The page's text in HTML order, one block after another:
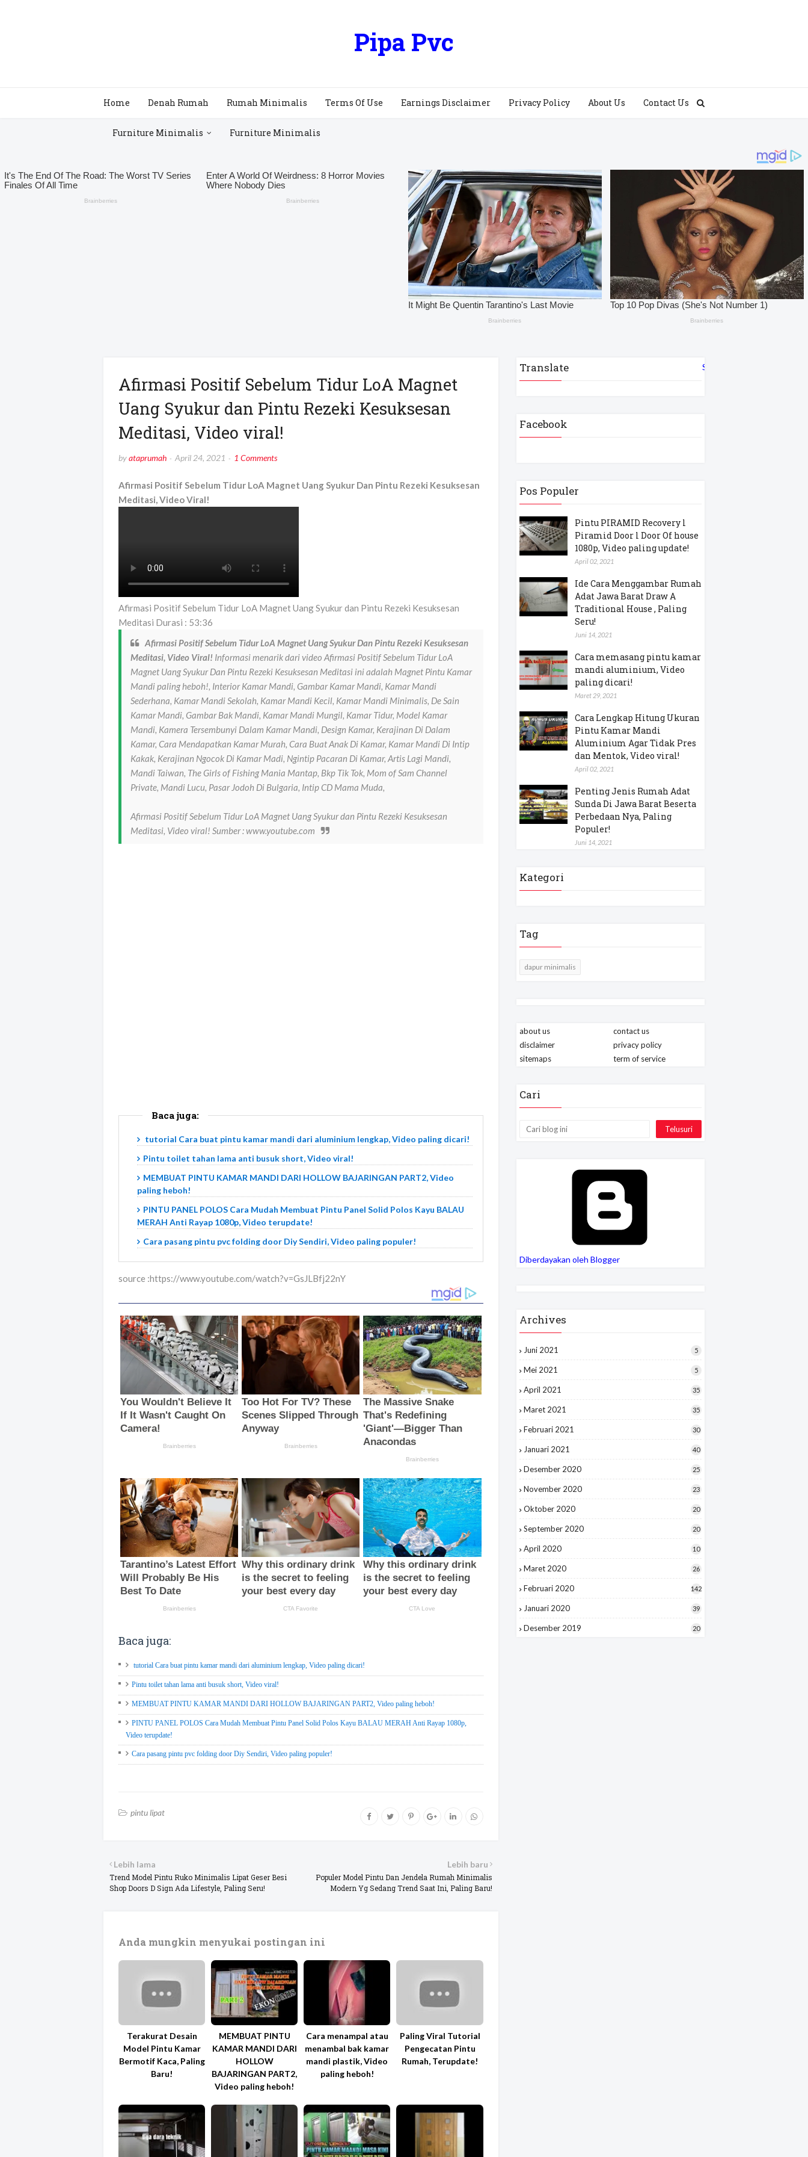
Pipa Pvc
Home Denah Rumah Rumah Minimalis Terms Of Use Earnings Disclaimer Privacy Policy About Us Contact Us
Furniture Minimalis Furniture Minimalis
Afirmasi Positif Sebelum Tidur LoA Magnet
Uang Syukur dan Pintu Rezeki Kesuksesan
Meditasi, Video viral!
byataprumah April 24, 2021 1 Comments
Afirmasi Positif Sebelum Tidur LoA Magnet Uang Syukur Dan Pintu Rezeki Kesuksesan
Meditasi, Video Viral!
Afirmasi Positif Sebelum Tidur LoA Magnet Uang Syukur dan Pintu Rezeki Kesuksesan
Meditasi Durasi : 53:36
Afirmasi Positif Sebelum Tidur LoA Magnet Uang Syukur Dan Pintu Rezeki Kesuksesan
Meditasi, Video Viral! Informasi menarik dari video Afirmasi Positif Sebelum Tidur LoA
Magnet Uang Syukur Dan Pintu Rezeki Kesuksesan Meditasi ini adalah Magnet Pintu Kamar
Mandi paling heboh!, Interior Kamar Mandi, Gambar Kamar Mandi, Kamar Mandi
Sederhana, Kamar Mandi Sekolah, Kamar Mandi Kecil, Kamar Mandi Minimalis, De Sain
Kamar Mandi, Gambar Bak Mandi, Kamar Mandi Mungil, Kamar Tidur, Model Kamar
Mandi, Kamera Tersembunyi Dalam Kamar Mandi, Design Kamar, Kerajinan Di Dalam
Kamar, Cara Mendapatkan Kamar Murah, Cara Buat Anak Di Kamar, Kamar Mandi Di Intip
Kakak, Kerajinan Ngocok Di Kamar Madi, Ngintip Pacaran Di Kamar, Artis Lagi Mandi,
Mandi Taiwan, The Girls of Fishing Mania Mantap, Bkp Tik Tok, Mom of Sam Channel
Private, Mandi Lucu, Pasar Jodoh Di Bulgaria, Intip CD Mama Muda,
Afirmasi Positif Sebelum Tidur LoA Magnet Uang Syukur dan Pintu Rezeki Kesuksesan
Meditasi, Video viral! Sumber : www.youtube.com
Baca juga:
tutorial Cara buat pintu kamar mandi dari aluminium lengkap, Video paling dicari!
Pintu toilet tahan lama anti busuk short, Video viral!
MEMBUAT PINTU KAMAR MANDI DARI HOLLOW BAJARINGAN PART2, Video
paling heboh!
PINTU PANEL POLOS Cara Mudah Membuat Pintu Panel Solid Polos Kayu BALAU
MERAH Anti Rayap 1080p, Video terupdate!
Cara pasang pintu pvc folding door Diy Sendiri, Video paling populer!
source :https://www.youtube.com/watch?v=GsJLBfj22nY
Baca juga:
tutorial Cara buat pintu kamar mandi dari aluminium lengkap, Video paling dicari!
Pintu toilet tahan lama anti busuk short, Video viral!
MEMBUAT PINTU KAMAR MANDI DARI HOLLOW BAJARINGAN PART2, Video paling heboh!
PINTU PANEL POLOS Cara Mudah Membuat Pintu Panel Solid Polos Kayu BALAU MERAH Anti Rayap 1080p,
Video terupdate!
Cara pasang pintu pvc folding door Diy Sendiri, Video paling populer!
pintu lipat
Lebih baru
Populer Model Pintu Dan Jendela Rumah Minimalis
Modern Yg Sedang Trend Saat Ini, Paling Baru!
Lebih lama
Trend Model Pintu Ruko Minimalis Lipat Geser Besi
Shop Doors D Sign Ada Lifestyle, Paling Seru!
Anda mungkin menyukai postingan ini
Terakurat Desain
Model Pintu Kamar
Bermotif Kaca, Paling
Baru!
MEMBUAT PINTU
KAMAR MANDI DARI
HOLLOW
BAJARINGAN PART2,
Video paling heboh!
Cara menampal atau
menambal bak kamar
mandi plastik, Video
paling heboh!
Paling Viral Tutorial
Pengecatan Pintu
Rumah, Terupdate!
Translate Select Language
Facebook
Pos Populer
Pintu PIRAMID Recovery l
Piramid Door l Door Of house
1080p, Video paling update!
April 02, 2021
Ide Cara Menggambar Rumah
Adat Jawa Barat Draw A
Traditional House , Paling
Seru!
Juni 14, 2021
Cara memasang pintu kamar
mandi aluminium, Video
paling dicari!
Maret 29, 2021
Cara Lengkap Hitung Ukuran
Pintu Kamar Mandi
Aluminium Agar Tidak Pres
dan Mentok, Video viral!
April 02, 2021
Penting Jenis Rumah Adat
Sunda Di Jawa Barat Beserta
Perbedaan Nya, Paling
Populer!
Juni 14, 2021
Kategori
Tag
dapur minimalis
about us
contact us
disclaimer
privacy policy
sitemaps
term of service
Cari
Diberdayakan oleh Blogger
Archives
Juni 2021 5
Mei 2021 5
April 2021 35
Maret 2021 35
Februari 2021 30
Januari 2021 40
Desember 2020 25
November 2020 23
Oktober 2020 20
September 2020 20
April 2020 10
Maret 2020 26
Februari 2020 142
Januari 2020 39
Desember 2019 20